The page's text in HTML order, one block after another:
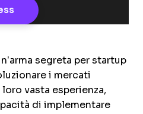
segreta per startup
i mercati
vasta esperienza,
di implementare